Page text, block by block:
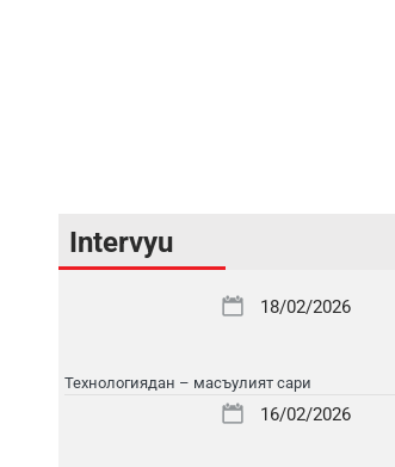
Intervyu
18/02/2026
Технологиядан – масъулият сари
16/02/2026